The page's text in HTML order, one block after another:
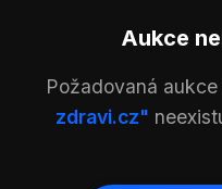
Aukce
Požadovaná
zdravi.cz"